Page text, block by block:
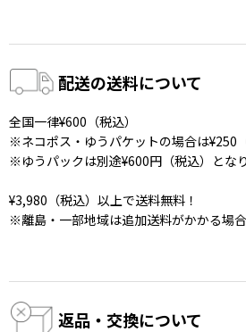
配送の送料について
全国一律¥600（税込）
※ネコポス・ゆうパケットの場合は¥250
※ゆうパックは別途¥600円（税込）となり
¥3,980（税込）以上で送料無料！
※離島・一部地域は追加送料がかかる場合
返品・交換について